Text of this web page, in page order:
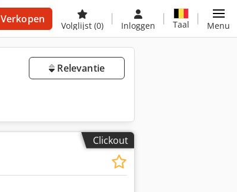
Verkopen
Volglijst (0) Inloggen Taal Menu
Relevantie
Clickout